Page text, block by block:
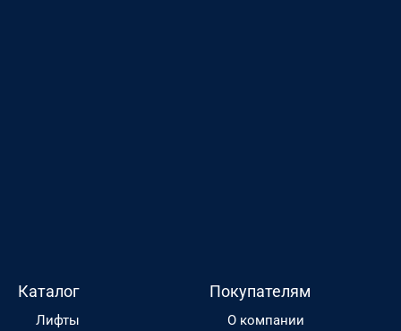
Каталог
Лифты
Покупателям
О компании